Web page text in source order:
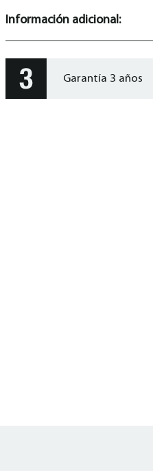
Información adicional:
Garantía 3 años